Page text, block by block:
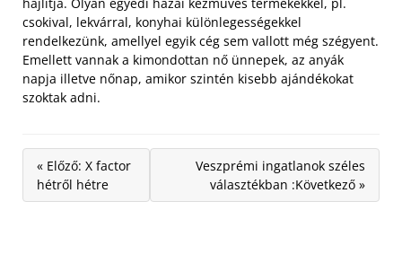
csokival, lekvárral, konyhai különlegességekkel
rendelkezünk, amellyel egyik cég sem vallott még szégyent.
Emellett vannak a kimondottan nő ünnepek, az anyák
napja illetve nőnap, amikor szintén kisebb ajándékokat
szoktak adni.
« Előző: X factor
hétről hétre
Veszprémi ingatlanok széles
választékban :Következő »